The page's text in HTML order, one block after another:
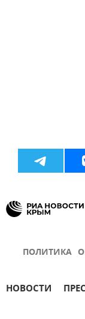
ПОЛИТИКА
НОВОСТИ